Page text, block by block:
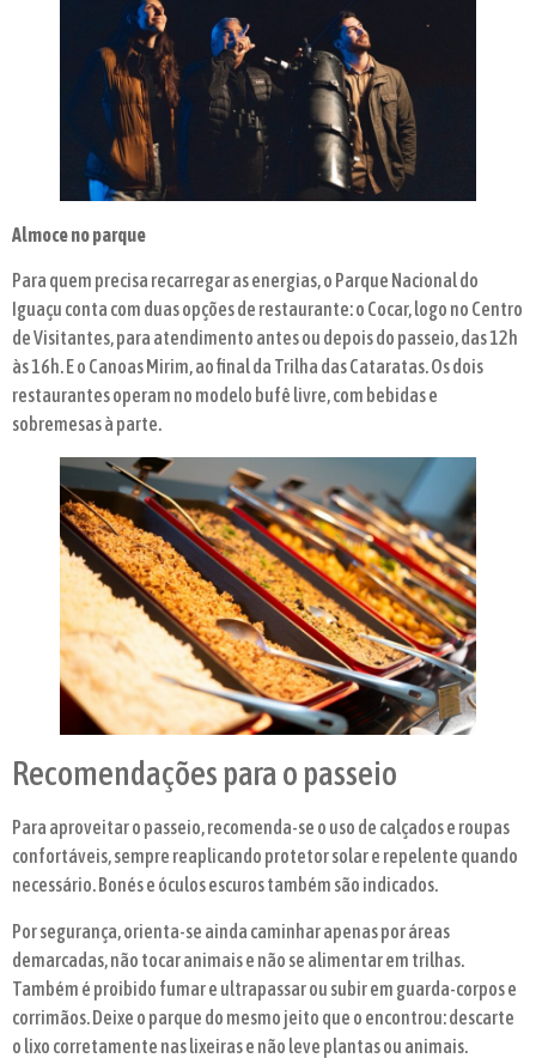
Almoce no parque
Para quem precisa recarregar as energias, o Parque Nacional do
Iguaçu conta com duas opções de restaurante: o Cocar, logo no Centro
de Visitantes, para atendimento antes ou depois do passeio, das 12h
às 16h. E o Canoas Mirim, ao final da Trilha das Cataratas. Os dois
restaurantes operam no modelo bufê livre, com bebidas e
sobremesas à parte.
Recomendações para o passeio
Para aproveitar o passeio, recomenda-se o uso de calçados e roupas
confortáveis, sempre reaplicando protetor solar e repelente quando
necessário. Bonés e óculos escuros também são indicados.
Por segurança, orienta-se ainda caminhar apenas por áreas
demarcadas, não tocar animais e não se alimentar em trilhas.
Também é proibido fumar e ultrapassar ou subir em guarda-corpos e
corrimãos. Deixe o parque do mesmo jeito que o encontrou: descarte
o lixo corretamente nas lixeiras e não leve plantas ou animais.